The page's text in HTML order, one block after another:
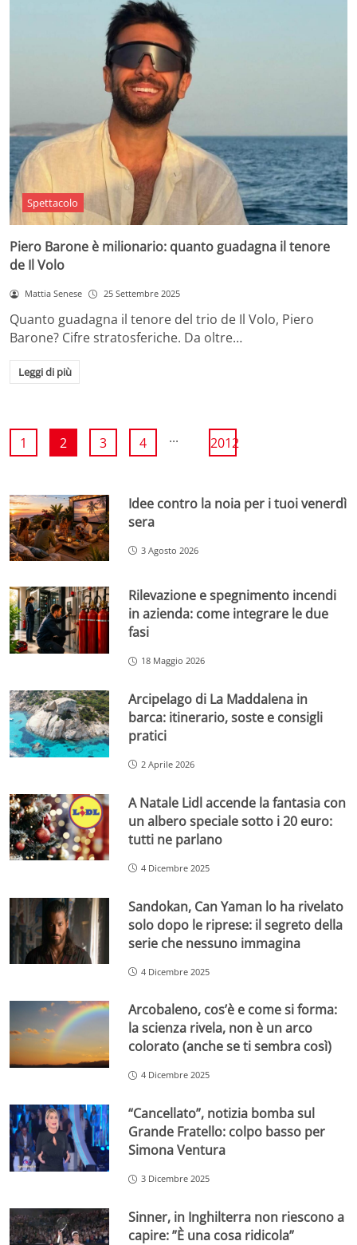
Spettacolo
Piero Barone è milionario: quanto guadagna il tenore
de Il Volo
Mattia Senese 25 Settembre 2025
Quanto guadagna il tenore del trio de Il Volo, Piero
Barone? Cifre stratosferiche. Da oltre…
Leggi di più
1 2 3 4 ... 2012
Idee contro la noia per i tuoi venerdì
sera
3 Agosto 2026
Rilevazione e spegnimento incendi
in azienda: come integrare le due
fasi
18 Maggio 2026
Arcipelago di La Maddalena in
barca: itinerario, soste e consigli
pratici
2 Aprile 2026
A Natale Lidl accende la fantasia con
un albero speciale sotto i 20 euro:
tutti ne parlano
4 Dicembre 2025
Sandokan, Can Yaman lo ha rivelato
solo dopo le riprese: il segreto della
serie che nessuno immagina
4 Dicembre 2025
Arcobaleno, cos’è e come si forma:
la scienza rivela, non è un arco
colorato (anche se ti sembra così)
4 Dicembre 2025
“Cancellato”, notizia bomba sul
Grande Fratello: colpo basso per
Simona Ventura
3 Dicembre 2025
Sinner, in Inghilterra non riescono a
capire: ”È una cosa ridicola”